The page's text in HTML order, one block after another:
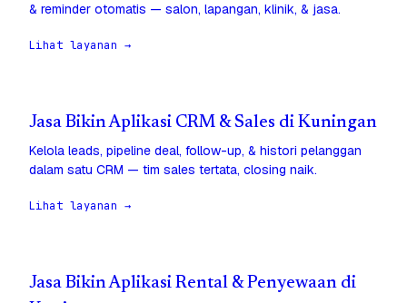
& reminder otomatis — salon, lapangan, klinik, & jasa.
Lihat layanan →
Jasa Bikin Aplikasi CRM & Sales di Kuningan
Kelola leads, pipeline deal, follow-up, & histori pelanggan
dalam satu CRM — tim sales tertata, closing naik.
Lihat layanan →
Jasa Bikin Aplikasi Rental & Penyewaan di